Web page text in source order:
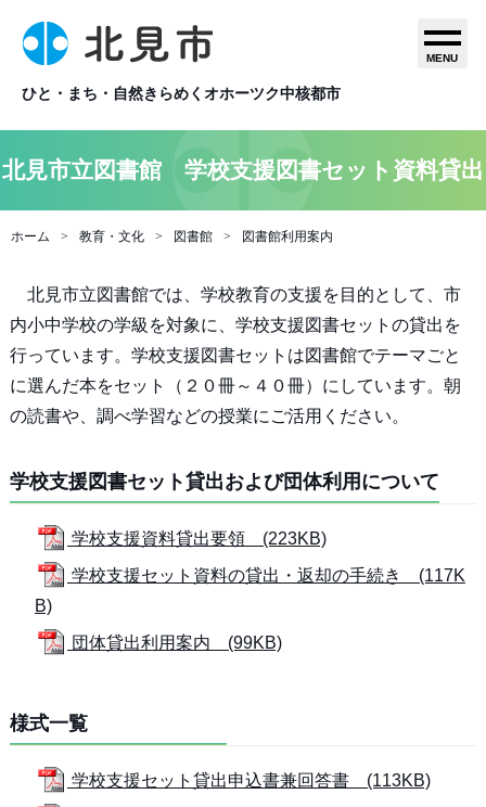
ひと・まち・自然きらめくオホーツク中核都市
MENU
北見市立図書館 学校支援図書セット資料貸出
ホーム 教育・文化 図書館 図書館利用案内
北見市立図書館では、学校教育の支援を目的として、市
内小中学校の学級を対象に、学校支援図書セットの貸出を
行っています。学校支援図書セットは図書館でテーマごと
に選んだ本をセット（２０冊～４０冊）にしています。朝
の読書や、調べ学習などの授業にご活用ください。
学校支援図書セット貸出および団体利用について
学校支援資料貸出要領 (223KB)
学校支援セット資料の貸出・返却の手続き (117K
B)
団体貸出利用案内 (99KB)
様式一覧
学校支援セット貸出申込書兼回答書 (113KB)